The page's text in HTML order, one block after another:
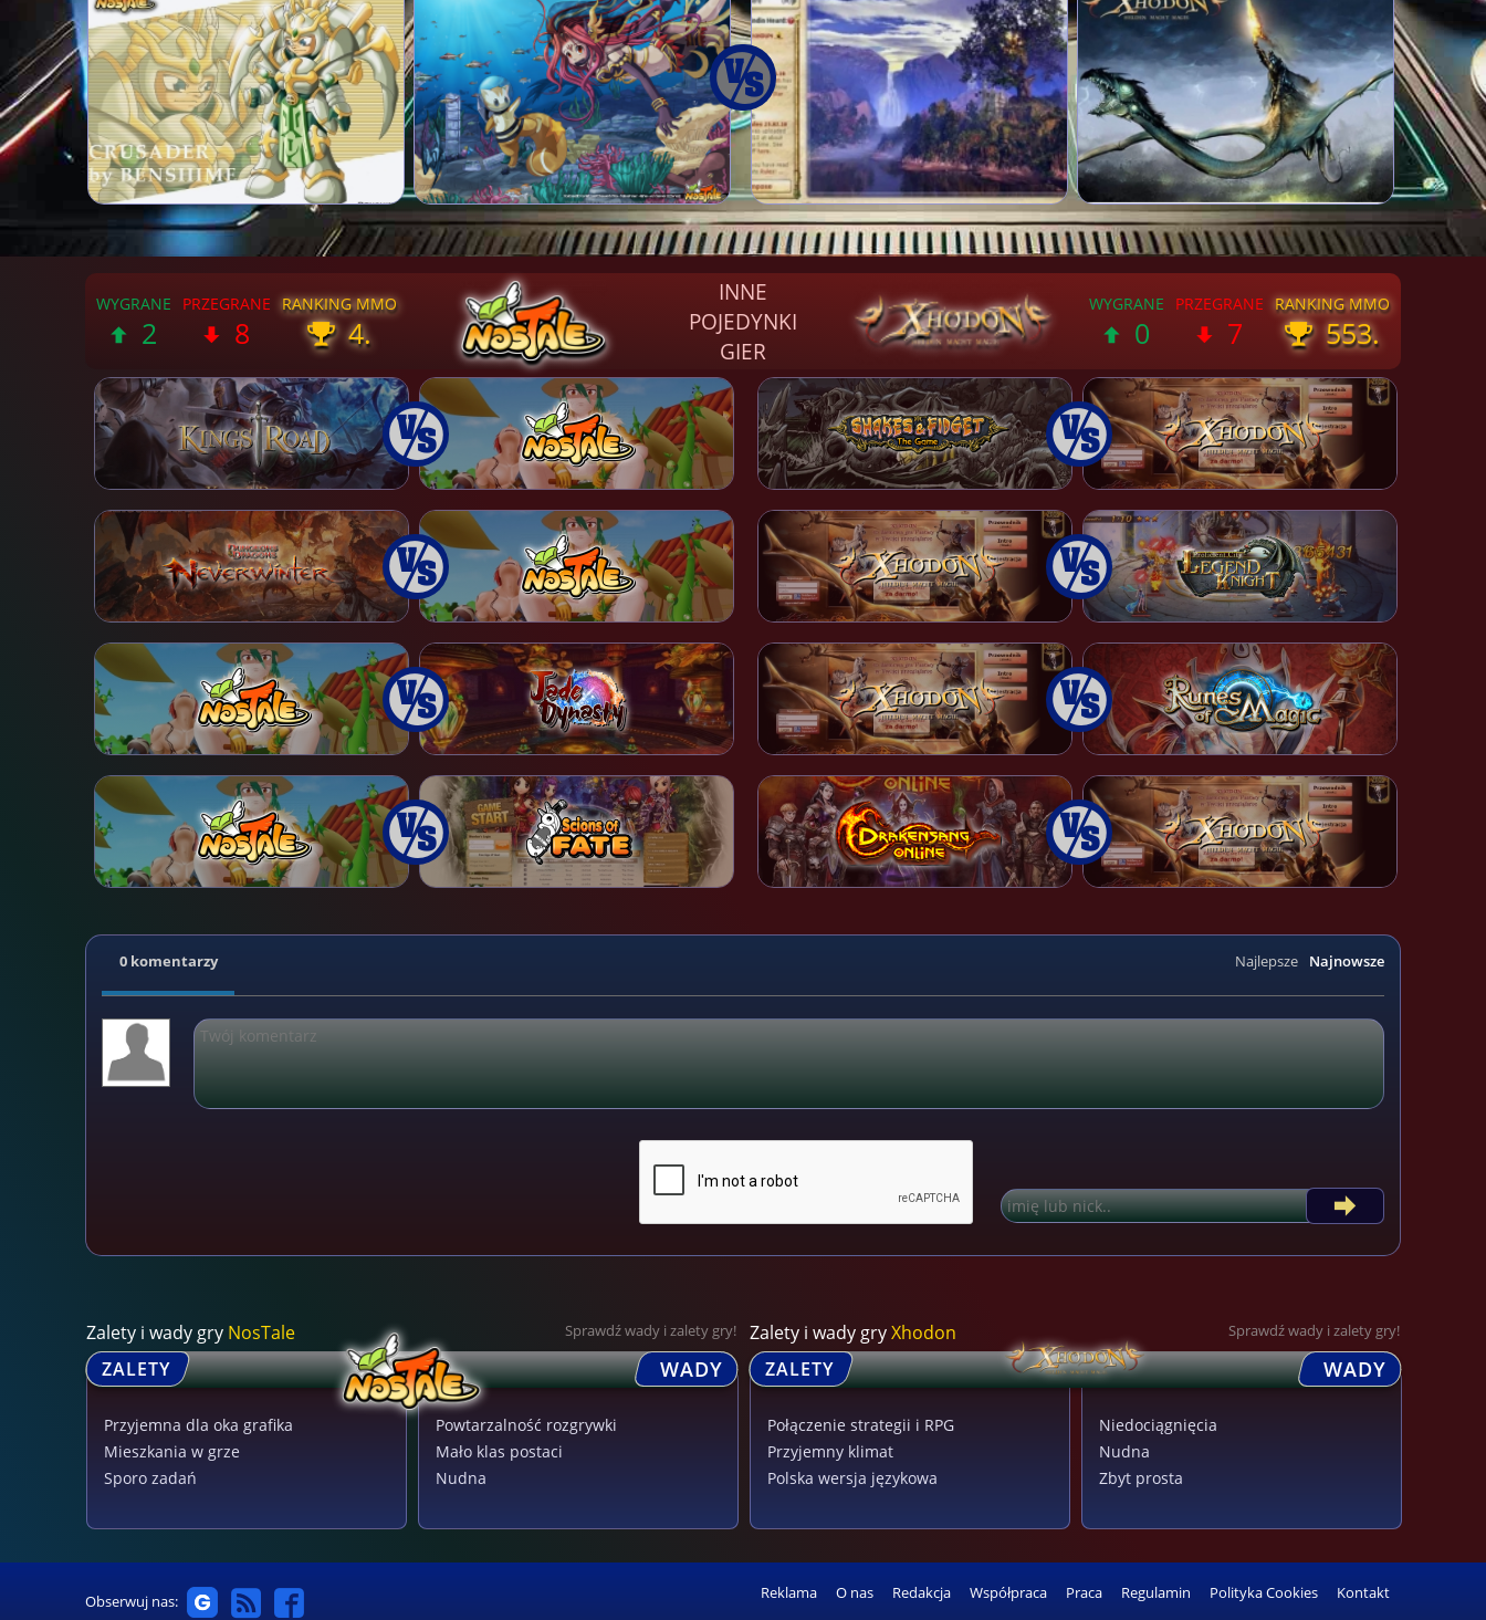
2 8 4.
INNE
POJEDYNKI
GIER
0 7 553.
Najnowsze
Najlepsze
0 komentarzy
Zalety i wady gry NosTale Sprawdź wady i zalety gry!
ZALETY WADY
Przyjemna dla oka grafika
Mieszkania w grze
Sporo zadań
Powtarzalność rozgrywki
Mało klas postaci
Nudna
Zalety i wady gryXhodon Sprawdź wady i zalety gry!
ZALETY WADY
Połączenie strategii i RPG
Przyjemny klimat
Polska wersja językowa
Niedociągnięcia
Nudna
Zbyt prosta
Obserwuj nas: Reklama O nas Redakcja Współpraca Praca Regulamin Polityka Cookies Kontakt